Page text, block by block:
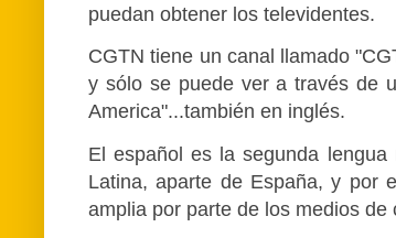
puedan obtener los televidentes.
CGTN tiene un canal llamado
y sólo se puede ver a través de
America"...también en inglés.
El español es la segunda
Latina, aparte de España, y por
amplia por parte de los medios de